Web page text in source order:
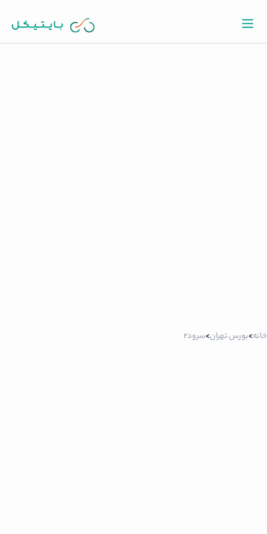
خانه>بورس تهران>سرود2